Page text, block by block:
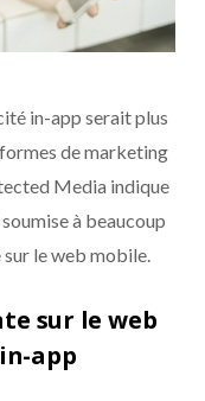
in-app serait plus
de marketing
Media indique
à beaucoup
le web mobile.
sur le web
app